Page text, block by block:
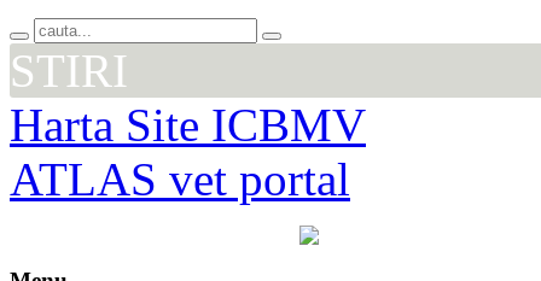
STIRI
Harta Site ICBMV
ATLAS vet portal